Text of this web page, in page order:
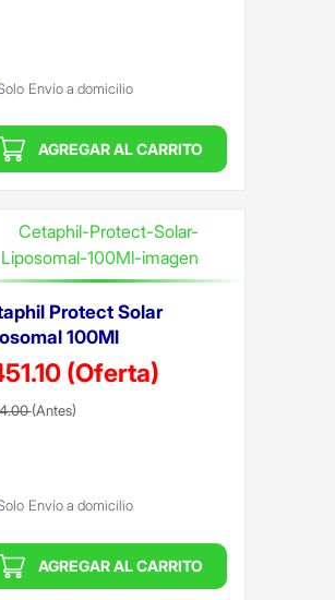
Envío a domicilio
AGREGAR AL CARRITO
Protect Solar
100Ml
(Oferta)
reducido de
(Antes)(Oferta)
Envío a domicilio
AGREGAR AL CARRITO